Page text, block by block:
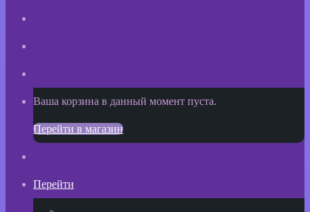
Просмотреть
корзину
Ваша корзина в данный момент пуста.
Перейти в магазин
Перейти